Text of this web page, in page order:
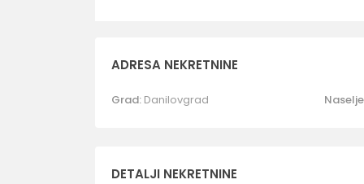
ADRESA NEKRETNINE
Grad: Danilovgrad
DETALJI NEKRETNINE